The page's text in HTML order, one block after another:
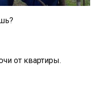
от квартиры.